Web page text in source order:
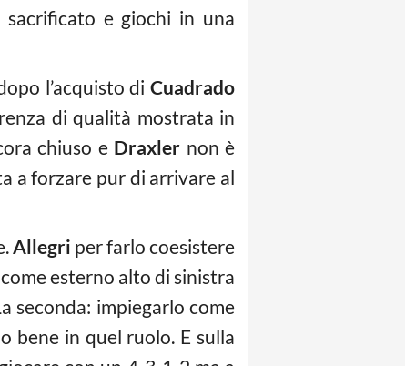
e giochi in una
l’acquisto di Cuadrado
di qualità mostrata in
chiuso e Draxler non è
a forzare pur di arrivare al
Allegri per farlo coesistere
esterno alto di sinistra
seconda: impiegarlo come
bene in quel ruolo. E sulla